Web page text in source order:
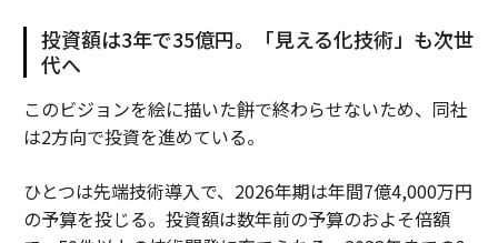
投資額は3年で35億円。「見える化技術」も次世
代へ
このビジョンを絵に描いた餅で終わらせないため、同社
は2方向で投資を進めている。
ひとつは先端技術導入で、2026年期は年間7億4,000万円
の予算を投じる。投資額は数年前の予算のおよそ倍額